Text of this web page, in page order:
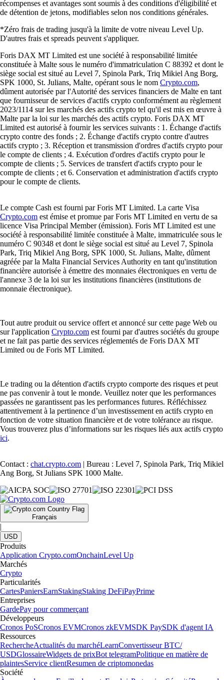
récompenses et avantages sont soumis à des conditions d'éligibilité et
de détention de jetons, modifiables selon nos conditions générales.
*Zéro frais de trading jusqu'à la limite de votre niveau Level Up.
D'autres frais et spreads peuvent s'appliquer.
Foris DAX MT Limited est une société à responsabilité limitée
constituée à Malte sous le numéro d'immatriculation C 88392 et dont le
siège social est situé au Level 7, Spinola Park, Triq Mikiel Ang Borg,
SPK 1000, St. Julians, Malte, opérant sous le nom Crypto.com,
dûment autorisée par l'Autorité des services financiers de Malte en tant
que fournisseur de services d'actifs crypto conformément au règlement
2023/1114 sur les marchés des actifs crypto tel qu'il est mis en œuvre à
Malte par la loi sur les marchés des actifs crypto. Foris DAX MT
Limited est autorisé à fournir les services suivants : 1. Échange d'actifs
crypto contre des fonds ; 2. Échange d'actifs crypto contre d'autres
actifs crypto ; 3. Réception et transmission d'ordres d'actifs crypto pour
le compte de clients ; 4. Exécution d'ordres d'actifs crypto pour le
compte de clients ; 5. Services de transfert d'actifs crypto pour le
compte de clients ; et 6. Conservation et administration d'actifs crypto
pour le compte de clients.
Le compte Cash est fourni par Foris MT Limited. La carte Visa
Crypto.com est émise et promue par Foris MT Limited en vertu de sa
licence Visa Principal Member (émission). Foris MT Limited est une
société à responsabilité limitée constituée à Malte, immatriculée sous le
numéro C 90348 et dont le siège social est situé au Level 7, Spinola
Park, Triq Mikiel Ang Borg, SPK 1000, St. Julians, Malte, dûment
agréée par la Malta Financial Services Authority en tant qu'institution
financière autorisée à émettre des monnaies électroniques en vertu de
l'annexe 3 de la loi sur les institutions financières (institutions de
monnaie électronique).
Tout autre produit ou service offert et annoncé sur cette page Web ou
sur l'application Crypto.com est fourni par d'autres sociétés du groupe
et ne fait pas partie des services réglementés de Foris DAX MT
Limited ou de Foris MT Limited.
Le trading ou la détention d'actifs crypto comporte des risques et peut
ne pas convenir à tout le monde. Veuillez noter que les performances
passées ne garantissent pas les performances futures. Réfléchissez
attentivement à la pertinence d’un investissement en actifs crypto en
fonction de votre situation financière et de votre tolérance au risque.
Vous trouverez plus d’informations sur les risques liés aux actifs crypto
ici.
Contact : chat.crypto.com | Bureau : Level 7, Spinola Park, Triq Mikiel
Ang Borg, St Julians SPK 1000 Malte.
Français
|
USD
Produits
Application Crypto.comOnchainLevel Up
Marchés
Crypto
Particularités
CartesPaniersEarnStakingStaking DeFiPayPrime
Entreprises
GardePay pour commerçant
Développeurs
Cronos PoSCronos EVMCronos zkEVMSDK PaySDK d'agent IA
Ressources
RechercheActualités du marchéLearnConvertisseur BTC/
USDGlossaireWidgets de prixBot telegramPolitique en matière de
plaintesService clientResumen de criptomonedas
Société